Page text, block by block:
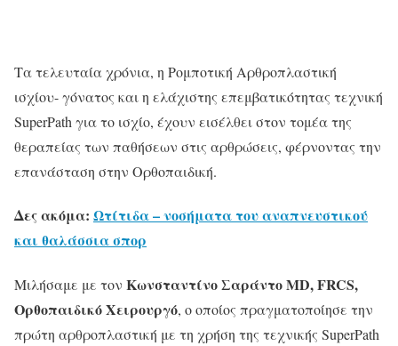
Τα τελευταία χρόνια, η Ρομποτική Αρθροπλαστική
ισχίου- γόνατος και η ελάχιστης επεμβατικότητας τεχνική
SuperPath για το ισχίο, έχουν εισέλθει στον τομέα της
θεραπείας των παθήσεων στις αρθρώσεις, φέρνοντας την
επανάσταση στην Ορθοπαιδική.
Δες ακόμα: Ωτίτιδα – νοσήματα του αναπνευστικού
και θαλάσσια σπορ
Μιλήσαμε με τον Κωνσταντίνο Σαράντο MD, FRCS,
Ορθοπαιδικό Χειρουργό, ο οποίος πραγματοποίησε την
πρώτη αρθροπλαστική με τη χρήση της τεχνικής SuperPath